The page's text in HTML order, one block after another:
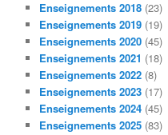
Enseignements 2018 (23)
Enseignements 2019 (19)
Enseignements 2020 (45)
Enseignements 2021 (18)
Enseignements 2022 (8)
Enseignements 2023 (17)
Enseignements 2024 (45)
Enseignements 2025 (83)